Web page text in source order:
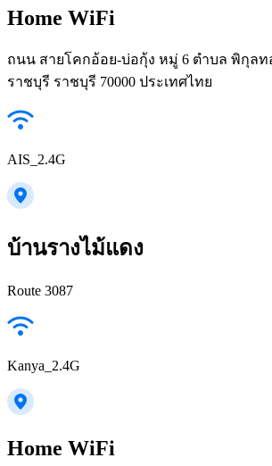
Home WiFi
ถนน สายโคกอ้อย-บ่อกุ้ง หมู่ 6 ตำบล พิกุลท
ราชบุรี ราชบุรี 70000 ประเทศไทย
AIS_2.4G
บ้านรางไม้แดง
Route 3087
Kanya_2.4G
Home WiFi